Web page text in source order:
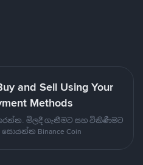
and Sell Using Your
Methods
කරන්න. මිලදී ගැනීමට සහ විකිණීමට
Binance Coin